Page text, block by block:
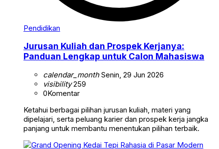
Pendidikan
Jurusan Kuliah dan Prospek Kerjanya:
Panduan Lengkap untuk Calon Mahasiswa
calendar_monthSenin, 29 Jun 2026
visibility259
0Komentar
Ketahui berbagai pilihan jurusan kuliah, materi yang
dipelajari, serta peluang karier dan prospek kerja jangka
panjang untuk membantu menentukan pilihan terbaik.